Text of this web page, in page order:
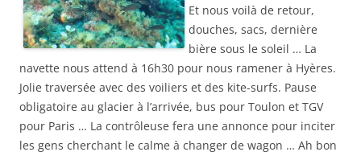
Et nous voilà de retour,
douches, sacs, dernière
bière sous le soleil … La
navette nous attend à 16h30 pour nous ramener à Hyères.
Jolie traversée avec des voiliers et des kite-surfs. Pause
obligatoire au glacier à l’arrivée, bus pour Toulon et TGV
pour Paris … La contrôleuse fera une annonce pour inciter
les gens cherchant le calme à changer de wagon … Ah bon